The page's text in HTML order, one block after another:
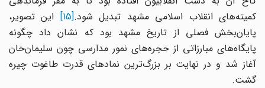
کمیته‌های انقلاب اسلامی مشهد تبدیل شود.[15]
این تصویر،
پایان‌بخش فصلی از تاریخ مشهد بود که نشان داد چگونه
پایگاه‌های مبارزاتی از حجره‌های نمور مدارسی چون سلیمان‌خان
آغاز شد و در نهایت بر بزرگ‌ترین نمادهای قدرت طاغوت چیره
گشت.